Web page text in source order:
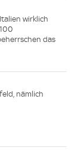
wirklich
das
nämlich